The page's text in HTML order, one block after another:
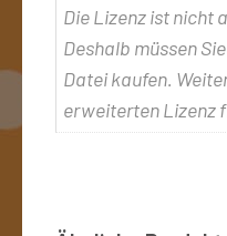
Die Lizenz ist nicht
Deshalb müssen
Datei kaufen.
erweiterten Lizenz